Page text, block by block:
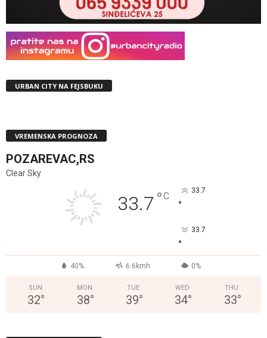
URBAN CITY NA FEJSBUKU
VREMENSKA PROGNOZA
POZAREVAC,RS
Clear Sky
33.7 °C 33.7
°
33.7
°
40% 6.6kmh 0%
SUN
32°
MON
38°
TUE
39°
WED
34°
THU
33°